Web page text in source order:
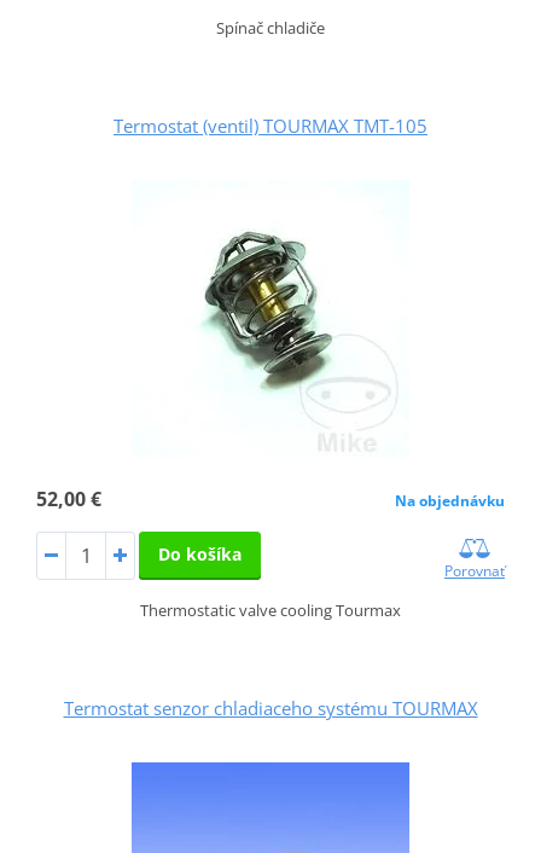
Spínač chladiče
Termostat (ventil) TOURMAX TMT-105
52,00 € Na objednávku
Do košíka
Porovnať
Thermostatic valve cooling Tourmax
Termostat senzor chladiaceho systému TOURMAX